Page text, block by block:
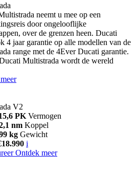
neemt u mee op een
door ongelooflijke
over de grenzen heen. Ducati
4 jaar garantie op alle modellen van de
range met de 4Ever Ducati garantie.
Multistrada wordt de wereld
V2
PK Vermogen
nm Koppel
kg Gewicht
i
Ontdek meer